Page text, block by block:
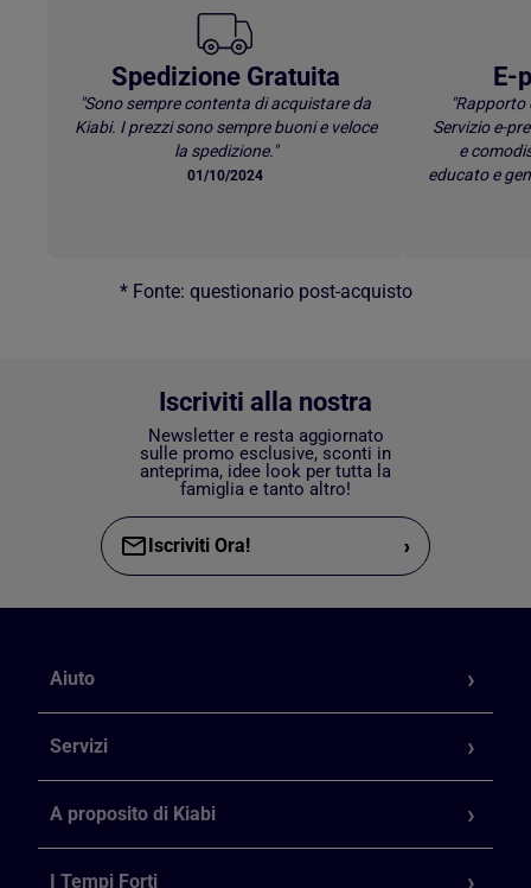
Spedizione Gratuita
"Sono sempre contenta di acquistare da
Kiabi. I prezzi sono sempre buoni e veloce
la spedizione."
01/10/2024
E-
Servizio e-
e
educato e
* Fonte: questionario post-acquisto
Iscriviti alla nostra
Newsletter e resta aggiornato
sulle promo esclusive, sconti in
anteprima, idee look per tutta la
famiglia e tanto altro!
Iscriviti Ora! ›
Aiuto
Servizi
A proposito di Kiabi
I Tempi Forti